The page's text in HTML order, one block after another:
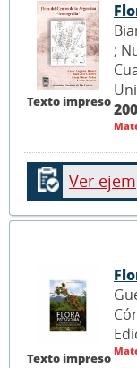
Texto impreso
;
Ver
Texto impreso